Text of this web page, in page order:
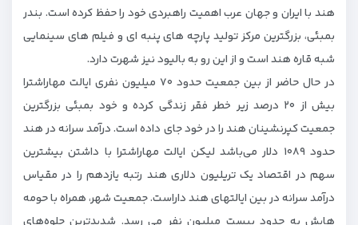
هند با ایران و جهان عرب اهمیت راهبردی خود را حفظ کرده است. بندر
بمبئی، بزرگترین مرکز تولید پارچه های پنبه ای و فیلم های سینمايی
شبه قاره هند است و از این رو به بالیود نیز شهرت دارد.
در حال حاضر از بین جمعیت حدود ۷۰ میلیون نفری ایالت مهاراشترا
بیش از ۲۰ درصد زیر خطر فقر زندگی کرده و خود بمبئی بزرگترین
جمعیت کپرنشینان هند را در خود جای داده است. درآمد سرانه در هند
حدود ۱۰۸۹ دلار می‌باشد لیکن ایالت مهاراشترا با داشتن بیشترین
سهم در اقتصاد یک تریلیون دلاری هند رتبه یازدهم را در مقیاس
درآمد سرانه در بین ایالتهای هند داراست. جمعیت شهر، همراه با حومه
هایش به حدود بیست میلیون نفر می رسد. شدیدترین جلوه‌های